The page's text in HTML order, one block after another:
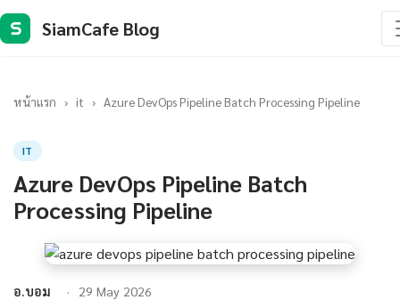
S SiamCafe Blog
หน้าแรก › it › Azure DevOps Pipeline Batch Processing Pipeline
IT
Azure DevOps Pipeline Batch
Processing Pipeline
อ.บอม 29 May 2026